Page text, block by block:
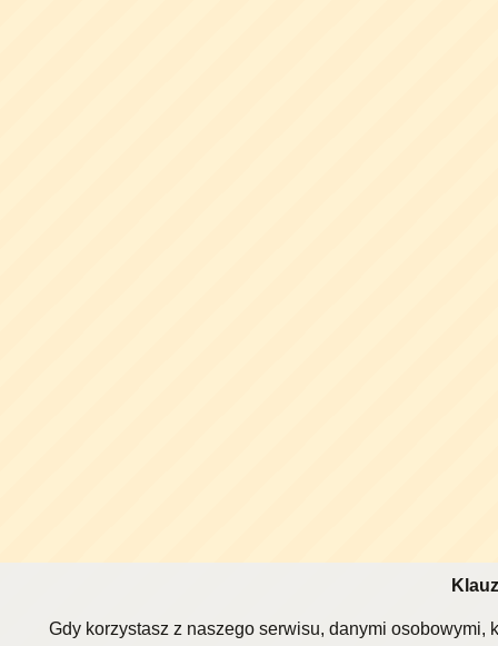
Gdy korzystasz z naszego serwisu, danymi osobowymi,